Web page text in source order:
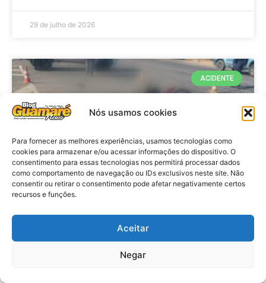
Nós usamos cookies
Para fornecer as melhores experiências, usamos tecnologias como
cookies para armazenar e/ou acessar informações do dispositivo. O
consentimento para essas tecnologias nos permitirá processar dados
como comportamento de navegação ou IDs exclusivos neste site. Não
consentir ou retirar o consentimento pode afetar negativamente certos
recursos e funções.
Aceitar
Negar
29 de julho de 2026
ACIDENTE
Acidente: A caminho do trabalho
professora se envolve em
acidente e vai a obito na RN 118
no Alto do Rodrigues, RN